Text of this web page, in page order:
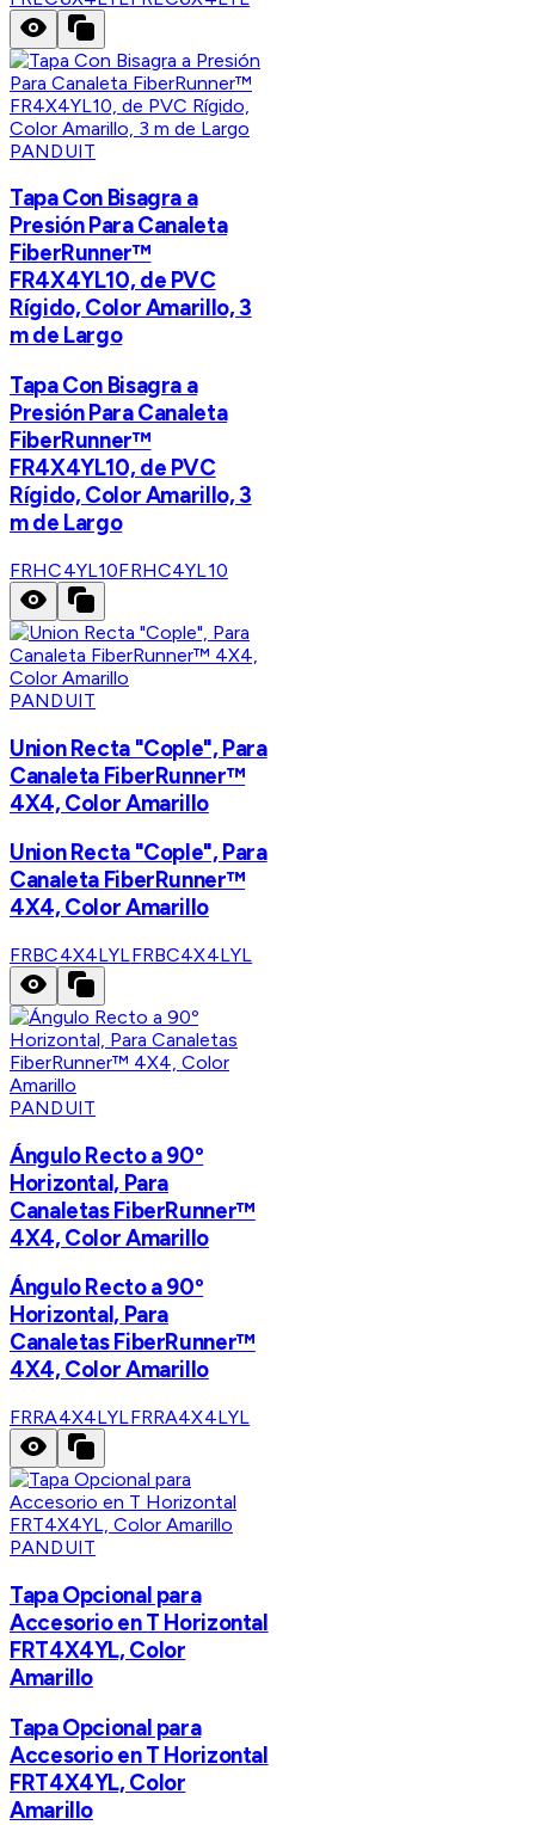
PANDUIT
Tapa Con Bisagra a
Presión Para Canaleta
FiberRunner™
FR4X4YL10, de PVC
Rígido, Color Amarillo, 3
m de Largo
Tapa Con Bisagra a
Presión Para Canaleta
FiberRunner™
FR4X4YL10, de PVC
Rígido, Color Amarillo, 3
m de Largo
FRHC4YL10FRHC4YL10
PANDUIT
Union Recta "Cople", Para
Canaleta FiberRunner™
4X4, Color Amarillo
Union Recta "Cople", Para
Canaleta FiberRunner™
4X4, Color Amarillo
FRBC4X4LYLFRBC4X4LYL
PANDUIT
Ángulo Recto a 90º
Horizontal, Para
Canaletas FiberRunner™
4X4, Color Amarillo
Ángulo Recto a 90º
Horizontal, Para
Canaletas FiberRunner™
4X4, Color Amarillo
FRRA4X4LYLFRRA4X4LYL
PANDUIT
Tapa Opcional para
Accesorio en T Horizontal
FRT4X4YL, Color
Amarillo
Tapa Opcional para
Accesorio en T Horizontal
FRT4X4YL, Color
Amarillo